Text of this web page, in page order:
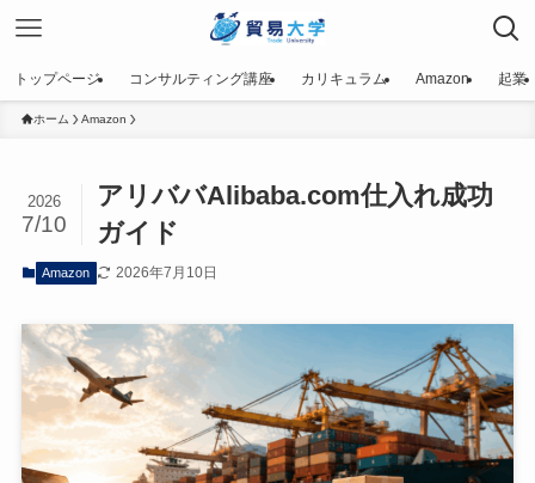
トップページ コンサルティング講座 カリキュラム Amazon 起業
ホーム Amazon
アリババAlibaba.com仕入れ成功
ガイド
2026
7/10
Amazon 2026年7月10日